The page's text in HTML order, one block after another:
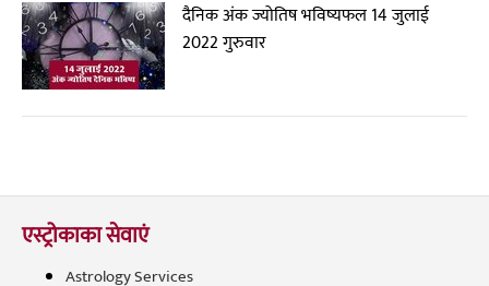
दैनिक अंक ज्योतिष भविष्यफल 14 जुलाई
2022 गुरुवार
एस्ट्रोकाका सेवाएं
Astrology Services